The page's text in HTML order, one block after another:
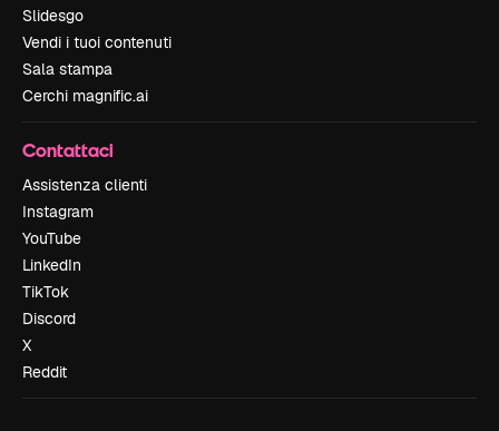
Slidesgo
Vendi i tuoi contenuti
Sala stampa
Cerchi magnific.ai
Contattaci
Assistenza clienti
Instagram
YouTube
LinkedIn
TikTok
Discord
X
Reddit